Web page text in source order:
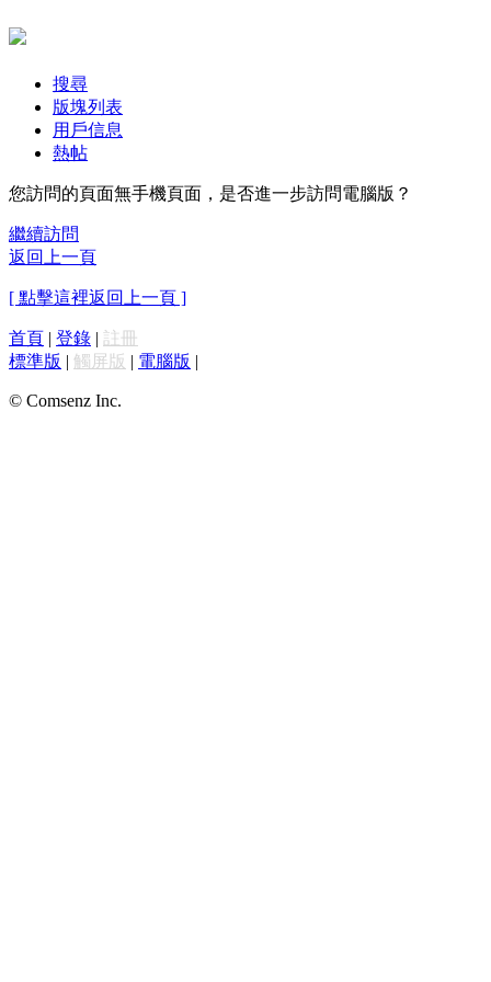
搜尋
版塊列表
用戶信息
熱帖
您訪問的頁面無手機頁面，是否進一步訪問電腦版？
繼續訪問
返回上一頁
[ 點擊這裡返回上一頁 ]
首頁 | 登錄 | 註冊
標準版 | 觸屏版 | 電腦版 |
© Comsenz Inc.